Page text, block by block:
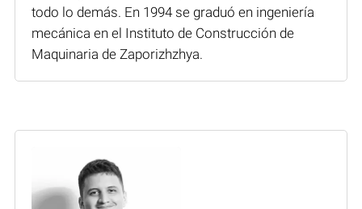
todo lo demás. En 1994 se graduó en ingeniería
mecánica en el Instituto de Construcción de
Maquinaria de Zaporizhzhya.